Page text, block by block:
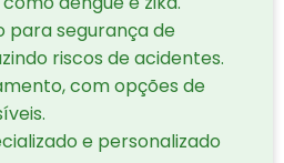
para segurança de
riscos de acidentes.
com opções de
e personalizado